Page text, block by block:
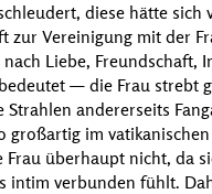
diese hätte sich
Vereinigung mit der
Liebe, Freundschaft,
— die Frau strebt
andererseits
großartig im
überhaupt nicht, da
intim verbunden fühlt.